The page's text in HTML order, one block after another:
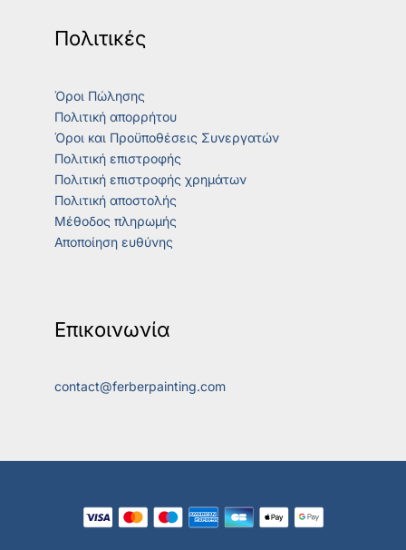
Πολιτικές
Όροι Πώλησης
Πολιτική απορρήτου
Όροι και Προϋποθέσεις Συνεργατών
Πολιτική επιστροφής
Πολιτική επιστροφής χρημάτων
Πολιτική αποστολής
Μέθοδος πληρωμής
Αποποίηση ευθύνης
Επικοινωνία
contact@ferberpainting.com